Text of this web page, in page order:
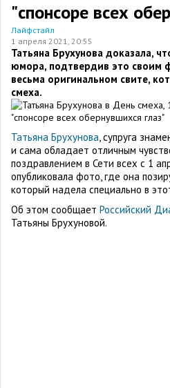
"спонсоре всех
Лайфстайл
1 апреля 2021, 20:55
Татьяна Брухунова доказала,
юмора, подтвердив это своим
весьма оригинальном свите,
смеха.
Татьяна Брухунова, супруга
и сама обладает отличным
поздравлением в Сети всех с 1
опубликовала фото, где она
который надела специально в
Об этом сообщает Российский
Татьяны Брухуновой.